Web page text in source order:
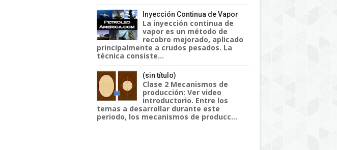
Inyección Continua de Vapor
La inyección continua de
vapor es un método de
recobro mejorado, aplicado
principalmente a crudos pesados. La
técnica consiste...
(sin título)
Clase 2 Mecanismos de
producción: Ver video
introductorio. Entre los
temas a desarrollar durante este
periodo, los mecanismos de producc...